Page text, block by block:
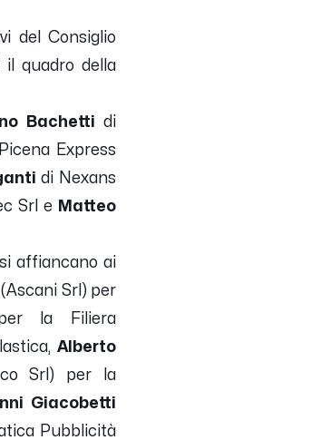
del Consiglio
il quadro della
Bachetti di
Express
di Nexans
Srl e Matteo
si affiancano ai
(Ascani Srl) per
la Filiera
Alberto
Srl) per la
Giacobetti
Pubblicità